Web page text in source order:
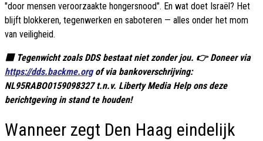
"door mensen veroorzaakte hongersnood". En wat doet Israël? Het
blijft blokkeren, tegenwerken en saboteren — alles onder het mom
van veiligheid.
🟥 Tegenwicht zoals DDS bestaat niet zonder jou. 👉 Doneer via
https://dds.backme.orgof via bankoverschrijving:
NL95RABO0159098327 t.n.v. Liberty Media Help ons deze
berichtgeving in stand te houden!
Wanneer zegt Den Haag eindelijk